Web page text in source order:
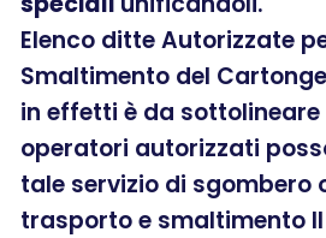
Elenco ditte Autorizzate
Smaltimento del
in effetti è da sottolineare
operatori autorizzati
tale servizio di sgombero
trasporto e smaltimento